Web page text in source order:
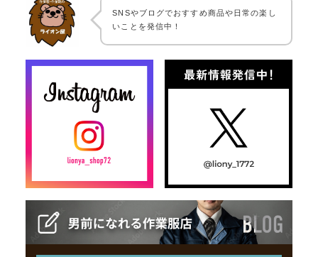
SNSやブログでおすすめ商品や日常の楽し
いことを発信中！